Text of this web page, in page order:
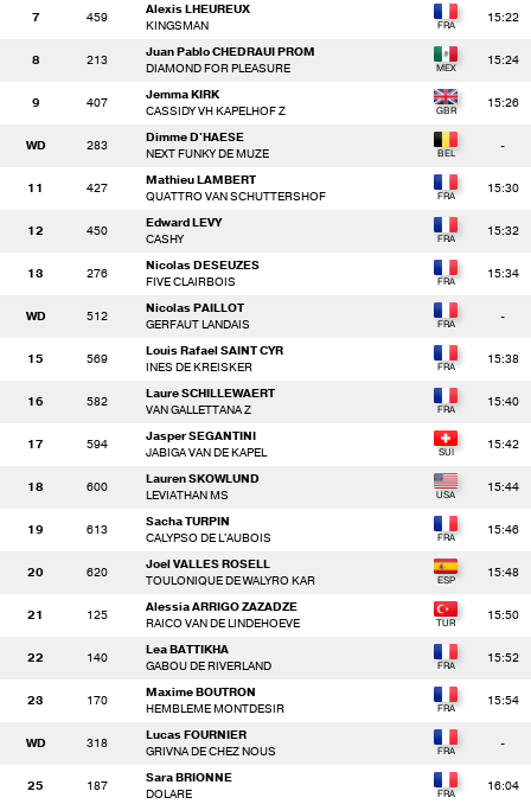
7 459
Alexis LHEUREUX
KINGSMAN
15:22
8 213
Juan Pablo CHEDRAUI PROM
DIAMOND FOR PLEASURE
15:24
9 407
Jemma KIRK
CASSIDY VH KAPELHOF Z
15:26
WD 283
Dimme D'HAESE
NEXT FUNKY DE MUZE
-
11 427
Mathieu LAMBERT
QUATTRO VAN SCHUTTERSHOF
15:30
12 450
Edward LEVY
CASHY
15:32
13 276
Nicolas DESEUZES
FIVE CLAIRBOIS
15:34
WD 512
Nicolas PAILLOT
GERFAUT LANDAIS
-
15 569
Louis Rafael SAINT CYR
INES DE KREISKER
15:38
16 582
Laure SCHILLEWAERT
VAN GALLETTANA Z
15:40
17 594
Jasper SEGANTINI
JABIGA VAN DE KAPEL
15:42
18 600
Lauren SKOWLUND
LEVIATHAN MS
15:44
19 613
Sacha TURPIN
CALYPSO DE L'AUBOIS
15:46
20 620
Joel VALLES ROSELL
TOULONIQUE DE WALYRO KAR
15:48
21 125
Alessia ARRIGO ZAZADZE
RAICO VAN DE LINDEHOEVE
15:50
22 140
Lea BATTIKHA
GABOU DE RIVERLAND
15:52
23 170
Maxime BOUTRON
HEMBLEME MONTDESIR
15:54
WD 318
Lucas FOURNIER
GRIVNA DE CHEZ NOUS
-
25 187
Sara BRIONNE
DOLARE
16:04